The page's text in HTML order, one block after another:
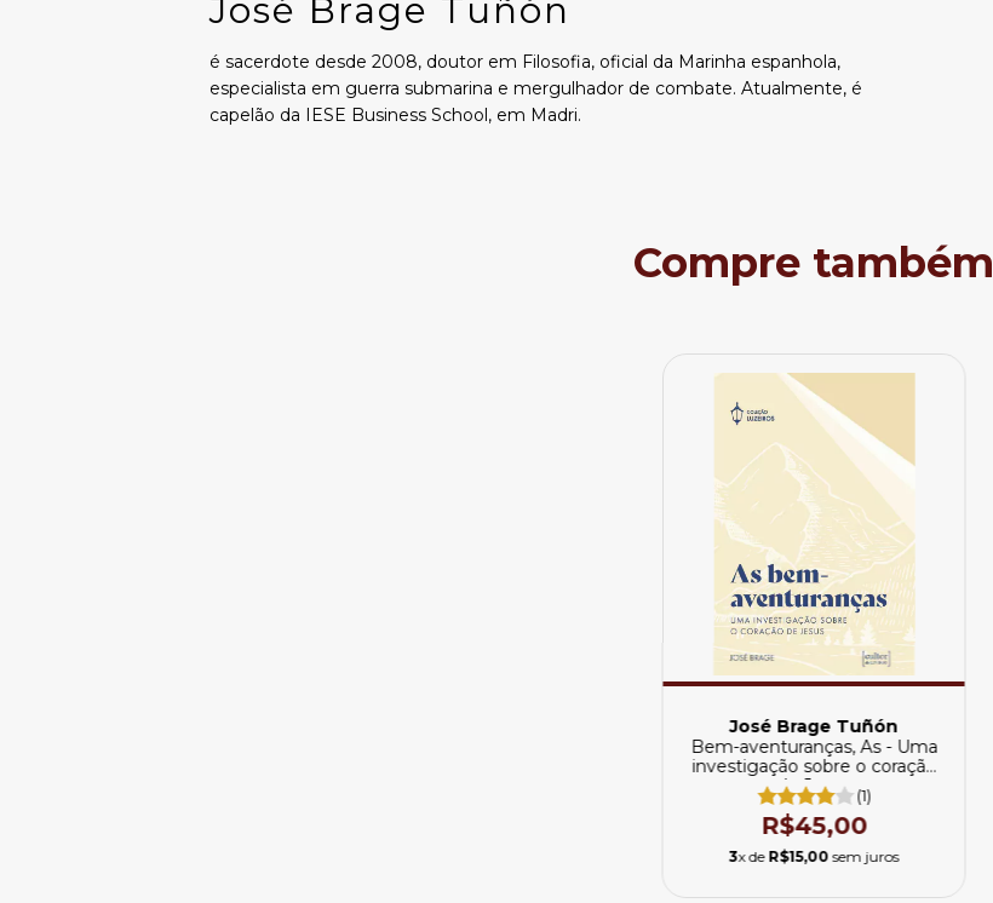
José Brage Tuñón
é sacerdote desde 2008, doutor em Filosofia, oficial da Marinha espanhola,
especialista em guerra submarina e mergulhador de combate. Atualmente, é
capelão da IESE Business School, em Madri.
Compre também
José Brage Tuñón
Bem-aventuranças, As - Uma
investigação sobre o coração
de Jesus (1)
R$45,00
3x de R$15,00 sem juros